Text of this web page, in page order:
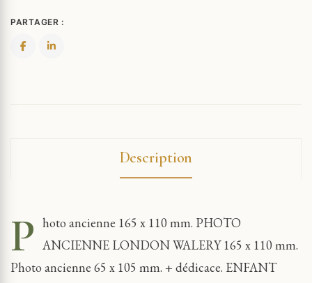
PARTAGER :
Description
P hoto ancienne 165 x 110 mm. PHOTO
ANCIENNE LONDON WALERY 165 x 110 mm.
Photo ancienne 65 x 105 mm. + dédicace. ENFANT